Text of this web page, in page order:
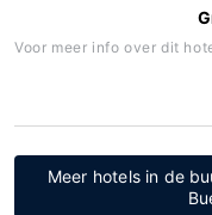
Voor meer info over dit
Meer hotels in de